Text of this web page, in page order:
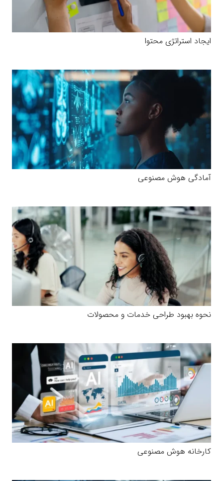
ایجاد استراتژی محتوا
آمادگی هوش مصنوعی
نحوه بهبود طراحی خدمات و محصولات
کارخانه هوش مصنوعی